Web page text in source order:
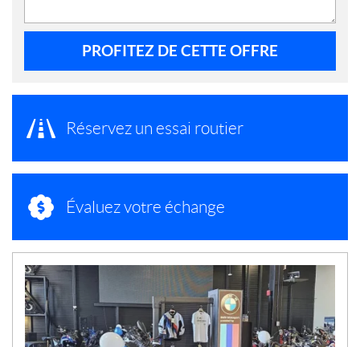
PROFITEZ DE CETTE OFFRE
Réservez un essai routier
Évaluez votre échange
N
O
U
V